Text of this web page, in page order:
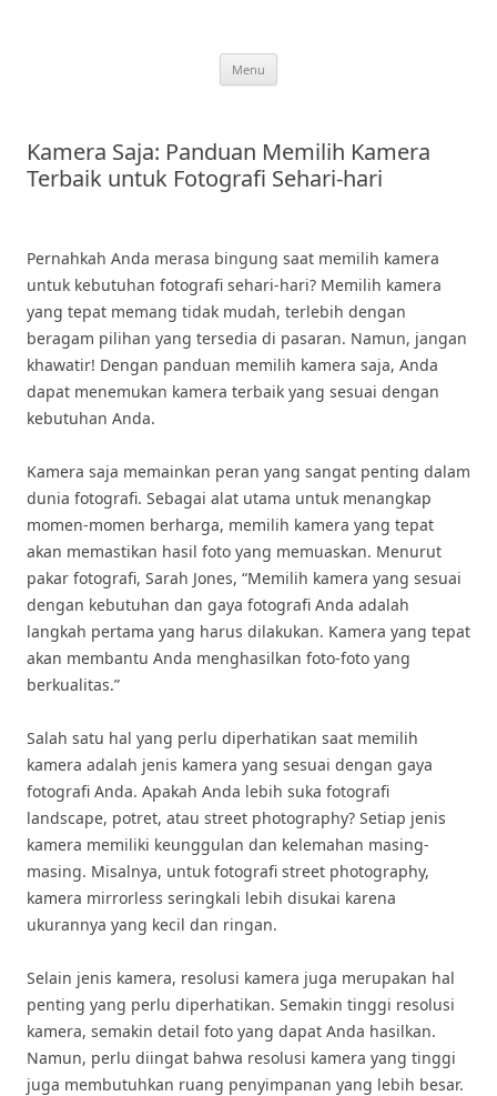
Menu
Kamera Saja: Panduan Memilih Kamera
Terbaik untuk Fotografi Sehari-hari
Pernahkah Anda merasa bingung saat memilih kamera
untuk kebutuhan fotografi sehari-hari? Memilih kamera
yang tepat memang tidak mudah, terlebih dengan
beragam pilihan yang tersedia di pasaran. Namun, jangan
khawatir! Dengan panduan memilih kamera saja, Anda
dapat menemukan kamera terbaik yang sesuai dengan
kebutuhan Anda.
Kamera saja memainkan peran yang sangat penting dalam
dunia fotografi. Sebagai alat utama untuk menangkap
momen-momen berharga, memilih kamera yang tepat
akan memastikan hasil foto yang memuaskan. Menurut
pakar fotografi, Sarah Jones, “Memilih kamera yang sesuai
dengan kebutuhan dan gaya fotografi Anda adalah
langkah pertama yang harus dilakukan. Kamera yang tepat
akan membantu Anda menghasilkan foto-foto yang
berkualitas.”
Salah satu hal yang perlu diperhatikan saat memilih
kamera adalah jenis kamera yang sesuai dengan gaya
fotografi Anda. Apakah Anda lebih suka fotografi
landscape, potret, atau street photography? Setiap jenis
kamera memiliki keunggulan dan kelemahan masing-
masing. Misalnya, untuk fotografi street photography,
kamera mirrorless seringkali lebih disukai karena
ukurannya yang kecil dan ringan.
Selain jenis kamera, resolusi kamera juga merupakan hal
penting yang perlu diperhatikan. Semakin tinggi resolusi
kamera, semakin detail foto yang dapat Anda hasilkan.
Namun, perlu diingat bahwa resolusi kamera yang tinggi
juga membutuhkan ruang penyimpanan yang lebih besar.